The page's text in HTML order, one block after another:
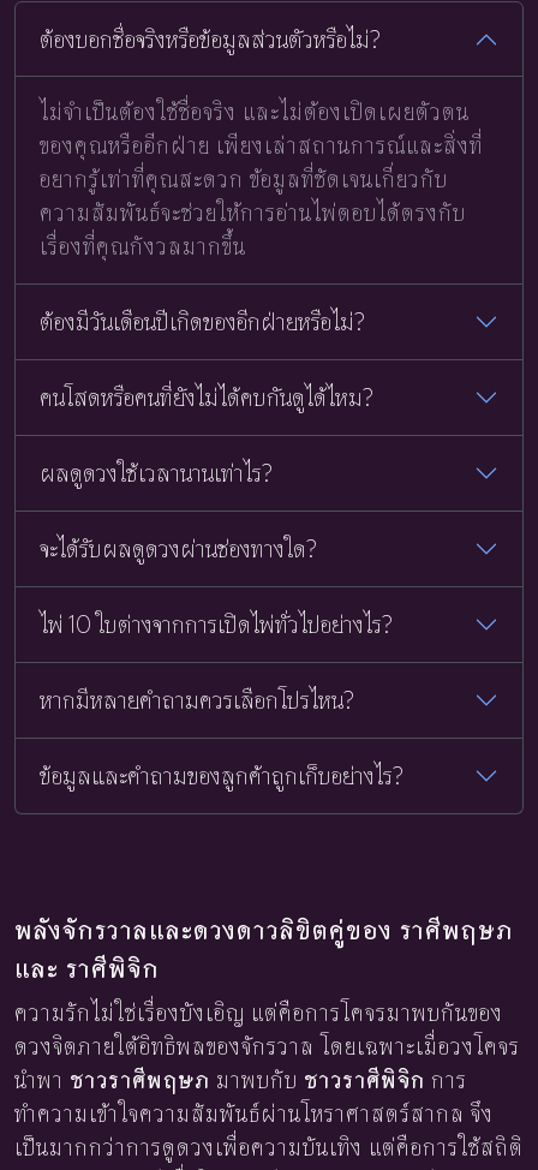
ต้องบอกชื่อจริงหรือข้อมูลส่วนตัวหรือไม่?
ไม่จำเป็นต้องใช้ชื่อจริง และไม่ต้องเปิดเผยตัวตน
ของคุณหรืออีกฝ่าย เพียงเล่าสถานการณ์และสิ่งที่
อยากรู้เท่าที่คุณสะดวก ข้อมูลที่ชัดเจนเกี่ยวกับ
ความสัมพันธ์จะช่วยให้การอ่านไพ่ตอบได้ตรงกับ
เรื่องที่คุณกังวลมากขึ้น
ต้องมีวันเดือนปีเกิดของอีกฝ่ายหรือไม่?
คนโสดหรือคนที่ยังไม่ได้คบกันดูได้ไหม?
ผลดูดวงใช้เวลานานเท่าไร?
จะได้รับผลดูดวงผ่านช่องทางใด?
ไพ่ 10 ใบต่างจากการเปิดไพ่ทั่วไปอย่างไร?
หากมีหลายคำถามควรเลือกโปรไหน?
ข้อมูลและคำถามของลูกค้าถูกเก็บอย่างไร?
พลังจักรวาลและดวงดาวลิขิตคู่ของ ราศีพฤษภ
และ ราศีพิจิก
ความรักไม่ใช่เรื่องบังเอิญ แต่คือการโคจรมาพบกันของ
ดวงจิตภายใต้อิทธิพลของจักรวาล โดยเฉพาะเมื่อวงโคจร
นำพา ชาวราศีพฤษภ มาพบกับ ชาวราศีพิจิก การ
ทำความเข้าใจความสัมพันธ์ผ่านโหราศาสตร์สากล จึง
เป็นมากกว่าการดูดวงเพื่อความบันเทิง แต่คือการใช้สถิติ